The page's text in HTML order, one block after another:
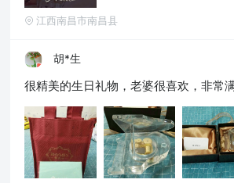
江西南昌市南昌县
胡*生
很精美的生日礼物，老婆很喜欢，非常